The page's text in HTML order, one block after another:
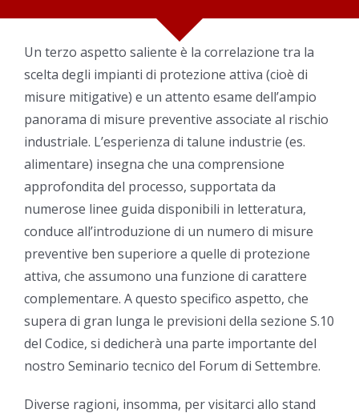
Un terzo aspetto saliente è la correlazione tra la
scelta degli impianti di protezione attiva (cioè di
misure mitigative) e un attento esame dell’ampio
panorama di misure preventive associate al rischio
industriale. L’esperienza di talune industrie (es.
alimentare) insegna che una comprensione
approfondita del processo, supportata da
numerose linee guida disponibili in letteratura,
conduce all’introduzione di un numero di misure
preventive ben superiore a quelle di protezione
attiva, che assumono una funzione di carattere
complementare. A questo specifico aspetto, che
supera di gran lunga le previsioni della sezione S.10
del Codice, si dedicherà una parte importante del
nostro Seminario tecnico del Forum di Settembre.
Diverse ragioni, insomma, per visitarci allo stand